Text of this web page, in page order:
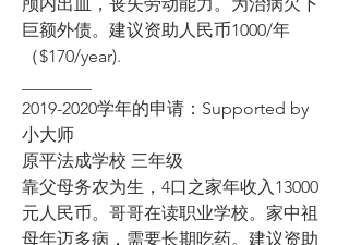
巨额外债。建议资助人民币1000/年
（$170/year).
2019-2020学年的申请：Supported by
小大师
原平法成学校 三年级
靠父母务农为生，4口之家年收入13000
元人民币。哥哥在读职业学校。家中祖
母年迈多病，需要长期吃药。建议资助